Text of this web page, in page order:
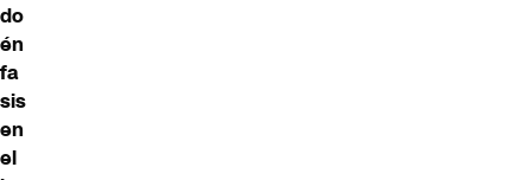
do
én
fa
sis
en
el